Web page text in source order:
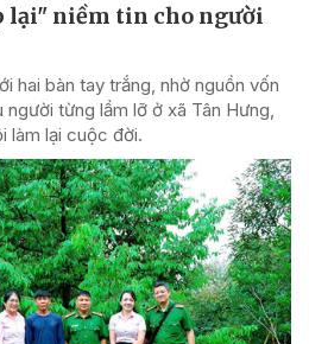
lại" niềm tin cho người
hai bàn tay trắng, nhờ nguồn vốn
từng lầm lỡ ở xã Tân Hưng,
làm lại cuộc đời.